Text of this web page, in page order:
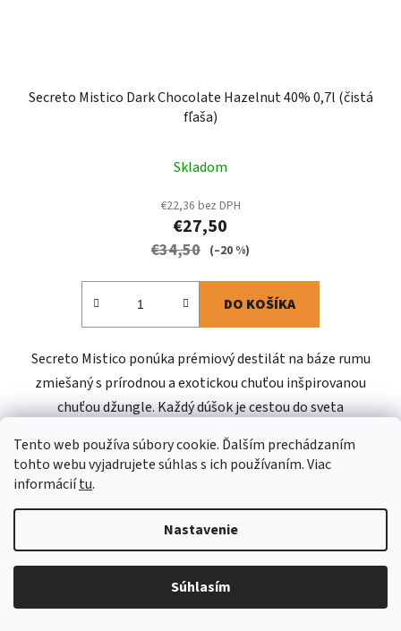
Tento web používa súbory cookie. Ďalším prechádzaním
tohto webu vyjadrujete súhlas s ich používaním. Viac
informáciítu.
Nastavenie
Súhlasím
Secreto Mistico Dark Chocolate Hazelnut 40% 0,7l (čistá
fľaša)
Skladom
€22,36 bez DPH
€27,50
€34,50 (–20 %)
DO KOŠÍKA
Secreto Mistico ponúka prémiový destilát na báze rumu
zmiešaný s prírodnou a exotickou chuťou inšpirovanou
chuťou džungle. Každý dúšok je cestou do sveta
Kód:99-116